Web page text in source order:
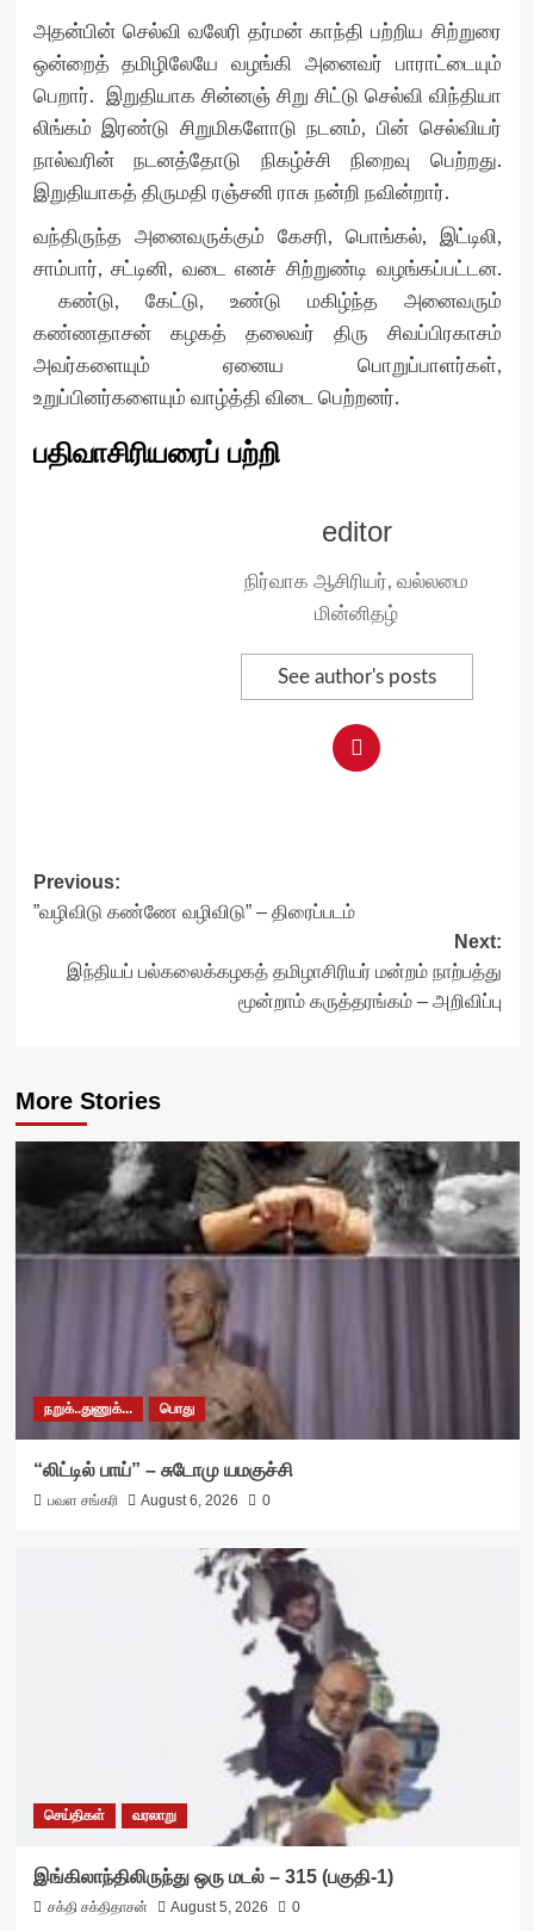
அதன்பின் செல்வி வலேரி தர்மன் காந்தி பற்றிய சிற்றுரை
ஒன்றைத் தமிழிலேயே வழங்கி அனைவர் பாராட்டையும்
பெறார். இறுதியாக சின்னஞ் சிறு சிட்டு செல்வி விந்தியா
லிங்கம் இரண்டு சிறுமிகளோடு நடனம், பின் செல்வியர்
நால்வரின் நடனத்தோடு நிகழ்ச்சி நிறைவு பெற்றது.
இறுதியாகத் திருமதி ரஞ்சனி ராசு நன்றி நவின்றார்.
வந்திருந்த அனைவருக்கும் கேசரி, பொங்கல், இட்டிலி,
சாம்பார், சட்டினி, வடை எனச் சிற்றுண்டி வழங்கப்பட்டன.
கண்டு, கேட்டு, உண்டு மகிழ்ந்த அனைவரும்
கண்ணதாசன் கழகத் தலைவர் திரு சிவப்பிரகாசம்
அவர்களையும் ஏனைய பொறுப்பாளர்கள்,
உறுப்பினர்களையும் வாழ்த்தி விடை பெற்றனர்.
பதிவாசிரியரைப் பற்றி
editor
நிர்வாக ஆசிரியர், வல்லமை
மின்னிதழ்
See author's posts
Post
navigation
Previous:
”வழிவிடு கண்ணே வழிவிடு” – திரைப்படம்
Next:
இந்தியப் பல்கலைக்கழகத் தமிழாசிரியர் மன்றம் நாற்பத்து
மூன்றாம் கருத்தரங்கம் – அறிவிப்பு
More Stories
நறுக்..துணுக்... பொது
“லிட்டில் பாய்” – சுடோமு யமகுச்சி
பவள சங்கரி August 6, 2026 0
செய்திகள் வரலாறு
இங்கிலாந்திலிருந்து ஒரு மடல் – 315 (பகுதி-1)
சக்தி சக்திதாசன் August 5, 2026 0